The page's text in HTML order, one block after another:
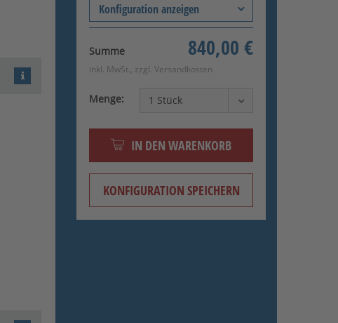
Konfiguration anzeigen
Auf der Außenwand
Oberfläche
Öffnungsrichtung +0,00 €
Bänderausführung +0,00 €
Maße
Verriegelung
+0,00 €
Summe 840,00 €
inkl. MwSt., zzgl. Versandkosten
Menge:
IN DEN WARENKORB
KONFIGURATION SPEICHERN